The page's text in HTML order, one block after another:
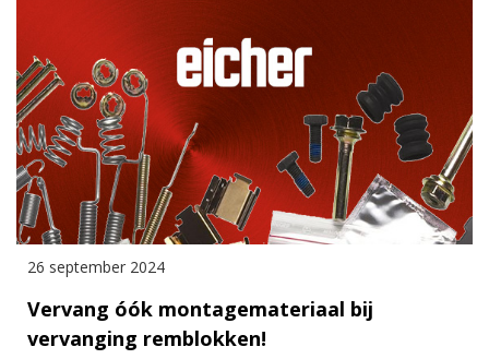
26 september 2024
Vervang óók montagemateriaal bij
vervanging remblokken!